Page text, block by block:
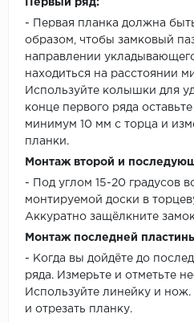
Первый ряд:
- Первая планка должна
образом, чтобы замковый
направлении
находиться на расстоянии
Используйте колышки для
конце первого ряда
минимум 10 мм с торца и
планки.
Монтаж второй и
- Под углом 15-20 градусов
монтируемой доски в
Аккуратно защёлкните
Монтаж последней
- Когда вы дойдёте до
ряда. Измерьте и отметьте
Используйте линейку и нож.
и отрезать планку.